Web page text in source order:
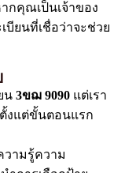
กคุณเป็นเจ้าของ
บียนที่เชื่อว่าจะช่วย
น 3ขฌ 9090 แต่เรา
งแต่ขั้นตอนแรก
วามรู้ความ